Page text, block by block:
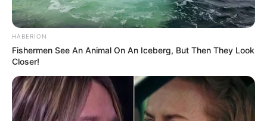
HABERION
Fishermen See An Animal On An Iceberg, But Then They Look
Closer!